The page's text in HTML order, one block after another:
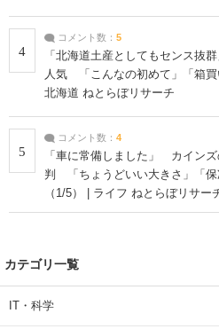
4
コメント数： 5
「北海道土産としてもセンス抜
人気 「こんなの初めて」「箱買
北海道 ねとらぼリサーチ
5
コメント数： 4
「車に常備しました」 カインズ
判 「ちょうどいい大きさ」「保
（1/5） | ライフ ねとらぼリサー
カテゴリ一覧
IT・科学